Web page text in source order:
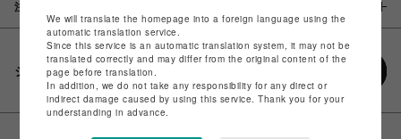
注意事項
シェアする
We will translate the homepage into a foreign language using the
automatic translation service.
Since this service is an automatic translation system, it may not be
translated correctly and may differ from the original content of the
page before translation.
In addition, we do not take any responsibility for any direct or
indirect damage caused by using this service. Thank you for your
understanding in advance.